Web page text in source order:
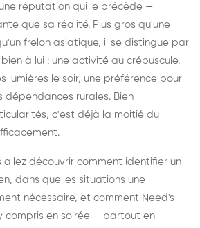
réputation qui le précède —
que sa réalité. Plus gros qu'une
frelon asiatique, il se distingue par
à lui : une activité au crépuscule,
lumières le soir, une préférence pour
dépendances rurales. Bien
c'est déjà la moitié du
découvrir comment identifier un
dans quelles situations une
nécessaire, et comment Need's
compris en soirée — partout en